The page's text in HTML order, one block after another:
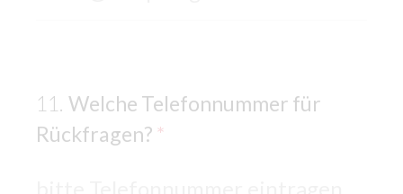
Welche Telefonnummer für
Rückfragen? *